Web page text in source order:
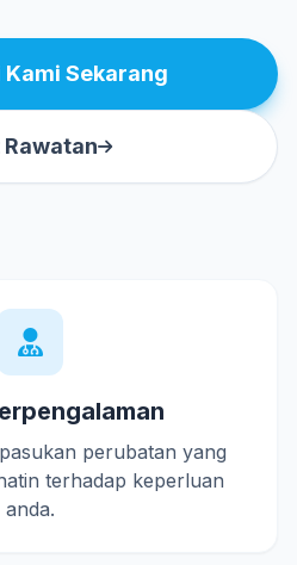
Kami Sekarang
Rawatan
perubatan yang
terhadap keperluan
anda.